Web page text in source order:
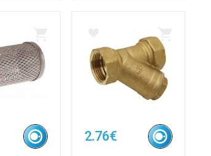
2.76€